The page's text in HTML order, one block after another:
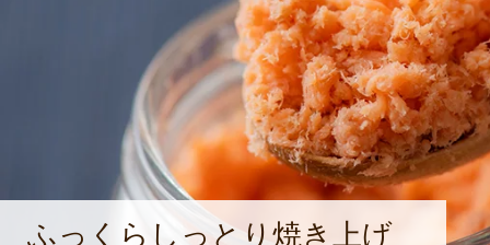
ふっくらしっとり焼き上げ